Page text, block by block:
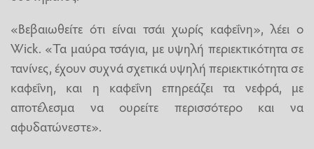
«Βεβαιωθείτε ότι είναι τσάι χωρίς καφεΐνη», λέει ο
Wick. «Τα μαύρα τσάγια, με υψηλή περιεκτικότητα σε
τανίνες, έχουν συχνά σχετικά υψηλή περιεκτικότητα σε
καφεΐνη, και η καφεΐνη επηρεάζει τα νεφρά, με
αποτέλεσμα να ουρείτε περισσότερο και να
αφυδατώνεστε».